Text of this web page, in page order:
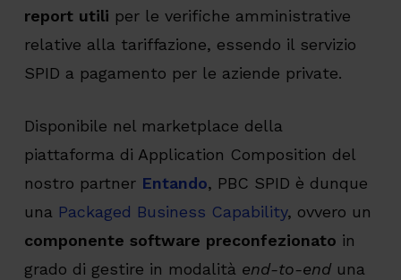
report utili per le verifiche amministrative
relative alla tariffazione, essendo il servizio
SPID a pagamento per le aziende private.
Disponibile nel marketplace della
piattaforma di Application Composition del
nostro partner Entando, PBC SPID è dunque
una Packaged Business Capability, ovvero un
componente software preconfezionato in
grado di gestire in modalità end-to-enduna